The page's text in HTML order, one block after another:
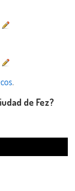
.
de Fez?